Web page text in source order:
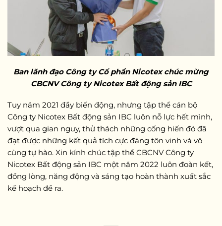
Ban lãnh đạo Công ty Cổ phần Nicotex chúc mừng
CBCNV Công ty Nicotex Bất động sản IBC
Tuy năm 2021 đầy biến động, nhưng tập thể cán bộ
Công ty Nicotex Bất động sản IBC luôn nỗ lực hết mình,
vượt qua gian nguy, thử thách những cống hiến đó đã
đạt được những kết quả tích cực đáng tôn vinh và vô
cùng tự hào. Xin kính chúc tập thể CBCNV Công ty
Nicotex Bất động sản IBC một năm 2022 luôn đoàn kết,
đồng lòng, năng động và sáng tạo hoàn thành xuất sắc
kế hoạch đề ra.